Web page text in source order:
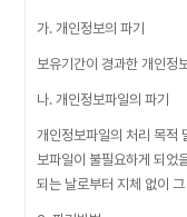
가. 개인정보의 파기
보유기간이 경과한 개인정
나. 개인정보파일의 파기
개인정보파일의 처리 목적
보파일이 불필요하게 되었
되는 날로부터 지체 없이